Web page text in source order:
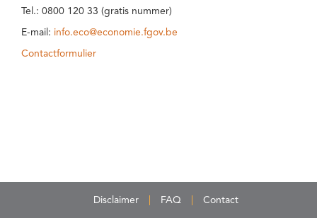
Tel.: 0800 120 33 (gratis nummer)
E-mail: info.eco@economie.fgov.be
Contactformulier
Disclaimer FAQ Contact